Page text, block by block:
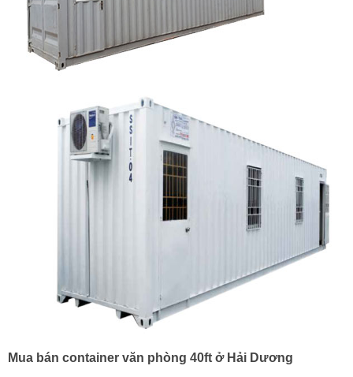
Mua bán container văn phòng 40ft ở Hải Dương